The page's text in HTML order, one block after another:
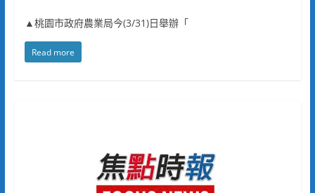
▲桃園市政府農業局今(3/31)日舉辦「
Read more